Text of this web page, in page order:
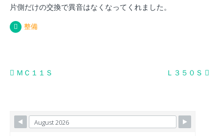
片側だけの交換で異音はなくなってくれました。
整備
投
ビ
ゲ
ＭＣ１１Ｓ Ｌ３５０Ｓ